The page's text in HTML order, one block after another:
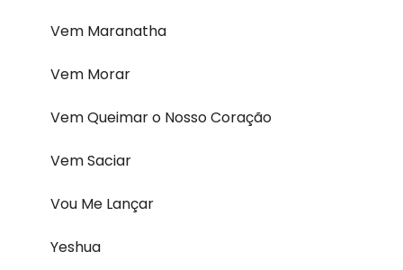
Vem Maranatha
Vem Morar
Vem Queimar o Nosso Coração
Vem Saciar
Vou Me Lançar
Yeshua